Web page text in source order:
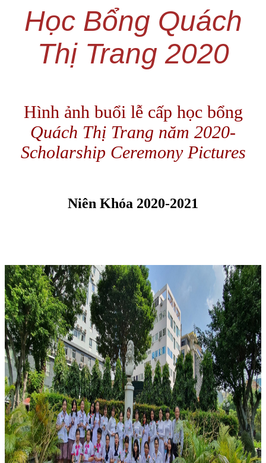
Học Bổng Quách
Thị Trang 2020
Hình ảnh buổi lễ cấp học bổng
Quách Thị Trang năm 2020-
Scholarship Ceremony Pictures
Niên Khóa 2020-2021